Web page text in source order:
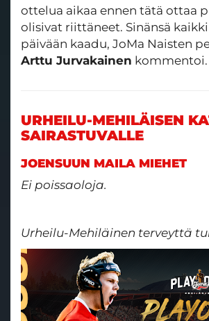
ottelua aikaa ennen tätä ottaa
olisivat riittäneet. Sinänsä
päivään kaadu, JoMa Naisten
Arttu Jurvakainen kommentoi.
URHEILU-MEHILÄISEN
SAIRASTUVALLE
JOENSUUN MAILA MIEHET
Ei poissaoloja.
Urheilu-Mehiläinen terveyttä